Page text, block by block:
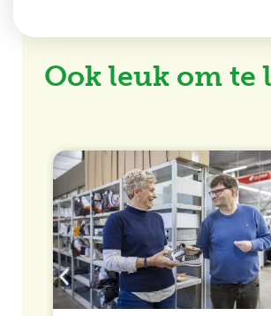
Ook leuk om te